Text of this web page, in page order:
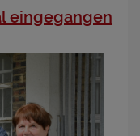
eingegangen